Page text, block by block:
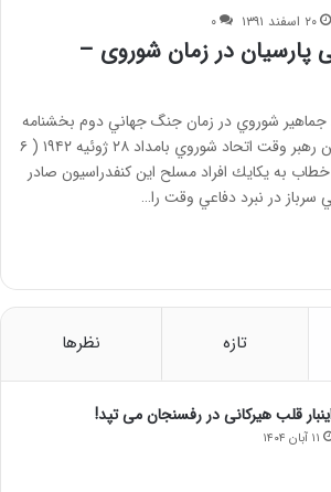
۲۰ اسفند ۱۳۹۱ ۰
پارسيان در زمان شوروی –
جماهير شوروي در زمان جنگ جهاني دوم بخشنامه
نظامي شماره ۲۲۷ استالين رهبر وقت اتحاد شوروي بامداد ۲۸ ژوئيه ۱۹۴۲ ( ۶
) خطاب به يكايك افراد مسلح اين كنفدراسيون صادر
در نبرد دفاعي وقت را…
تازه نظرها
قلب هیرکانی در رفسنجان می تپد!
۱۱ آبان ۱۴۰۴